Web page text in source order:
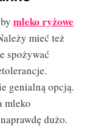
mleko ryżowe
mieć też
spożywać
genialną opcją.
mleko
dużo.